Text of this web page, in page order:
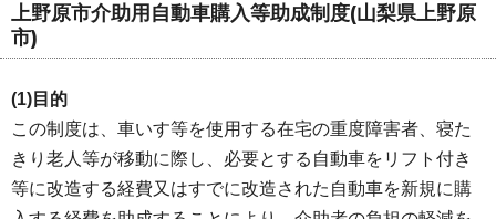
上野原市介助用自動車購入等助成制度(山梨県上野原
市)
(1)目的
この制度は、車いす等を使用する在宅の重度障害者、寝た
きり老人等が移動に際し、必要とする自動車をリフト付き
等に改造する経費又はすでに改造された自動車を新規に購